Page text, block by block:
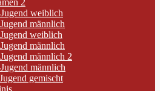
2
weiblich
männlich
weiblich
männlich
männlich 2
männlich
gemischt